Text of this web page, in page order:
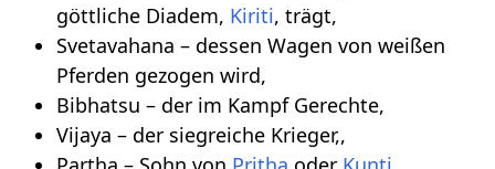
göttliche Diadem, Kiriti, trägt,
Svetavahana – dessen Wagen von weißen
Pferden gezogen wird,
Bibhatsu – der im Kampf Gerechte,
Vijaya – der siegreiche Krieger,,